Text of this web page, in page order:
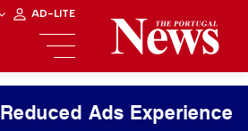
AD-LITE
Reduced Ads Experience